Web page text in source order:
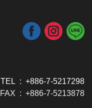
TEL : +886-7-5217298
FAX : +886-7-5213878